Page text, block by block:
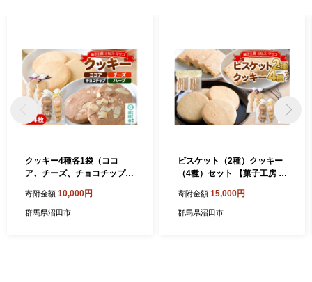
クッキー4種各1袋（ココ
ア、チーズ、チョコチップ、
ス・マサコ】 [クッキー お菓
子 ギフト お取り寄せ 可愛い
寄附金額 10,000円
群馬県沼田市
ビスケット（2種）クッキー
（4種）セット 【菓子工房 ミ
クッキー お菓子 ギフト お取
り寄せ 可愛い 甘すぎない 贈
寄附金額 15,000円
群馬県沼田市